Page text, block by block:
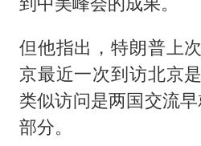
但他指出，特朗普上
京最近一次到访北京
类似访问是两国交流
部分。